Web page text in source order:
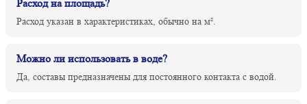
Расход на площадь?
Расход указан в характеристиках, обычно на м².
Можно ли использовать в воде?
Да, составы предназначены для постоянного контакта с водой.